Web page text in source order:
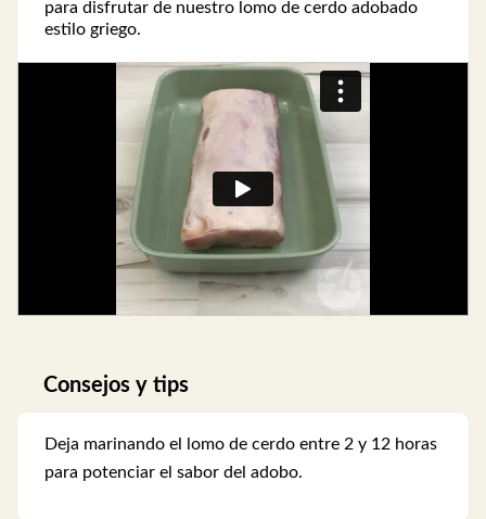
para disfrutar de nuestro lomo de cerdo adobado
estilo griego.
Consejos y tips
Deja marinando el lomo de cerdo entre 2 y 12 horas
para potenciar el sabor del adobo.